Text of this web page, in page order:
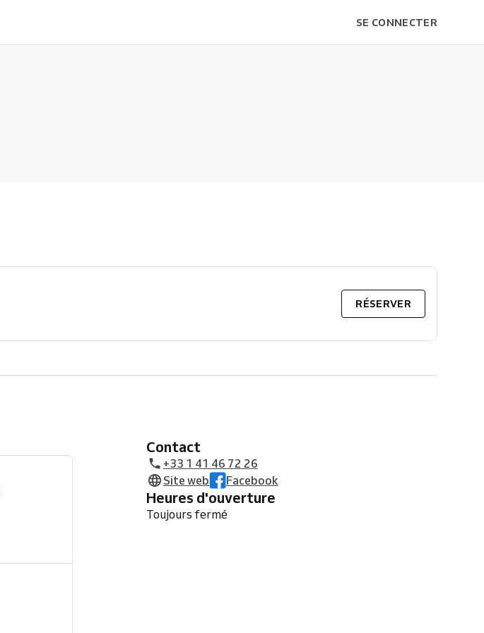
SE CONNECTER
RÉSERVER
Contact
+33 1 41 46 72 26
Site web
Facebook
Heures d'ouverture
Toujours fermé